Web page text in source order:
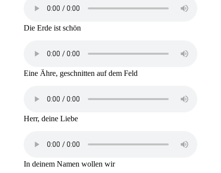
Die Erde ist schön
Eine Ähre, geschnitten auf dem Feld
Herr, deine Liebe
In deinem Namen wollen wir